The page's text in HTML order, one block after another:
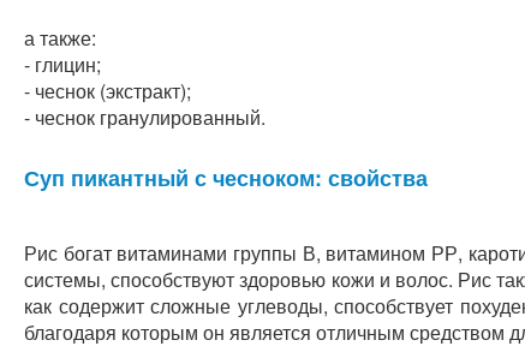
а также:
- глицин;
- чеснок (экстракт);
- чеснок гранулированный.
Суп пикантный с чесноком: свойства
Рис богат витаминами группы В, витамином РР,
системы, способствуют здоровью кожи и волос. Рис
как содержит сложные углеводы, способствует
благодаря которым он является отличным средством